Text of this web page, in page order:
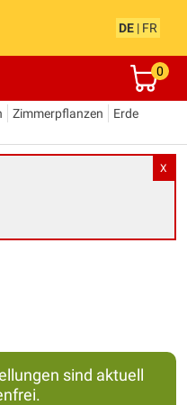
DE | FR
0
Zimmerpflanzen
Erde
X
sind aktuell